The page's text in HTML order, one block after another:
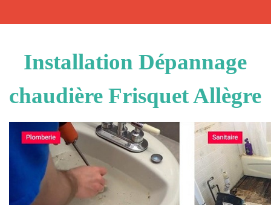
Installation Dépannage
chaudière Frisquet Allègre